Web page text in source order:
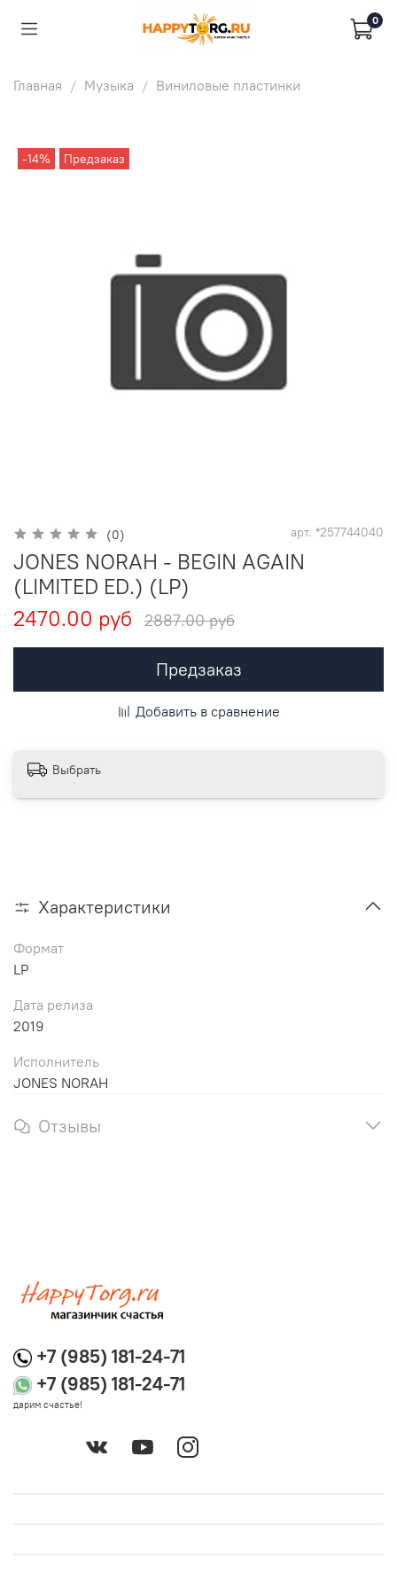
0
Главная Музыка Виниловые пластинки
-14% Предзаказ
(0) арт. *257744040
JONES NORAH - BEGIN AGAIN
(LIMITED ED.) (LP)
2470.00 руб
2887.00 руб
Предзаказ
Добавить в сравнение
Выбрать
Характеристики
Формат
LP
Дата релиза
2019
Исполнитель
JONES NORAH
Отзывы
+7 (985) 181-24-71
+7 (985) 181-24-71
дарим счастье!